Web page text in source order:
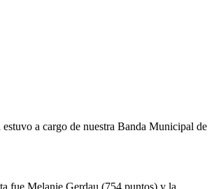
a cargo de nuestra Banda Municipal de
fue Melanie Gerdau (754 puntos) y la